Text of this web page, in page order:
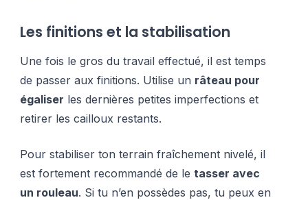
Les finitions et la stabilisation
Une fois le gros du travail effectué, il est temps
de passer aux finitions. Utilise un râteau pour
égaliser les dernières petites imperfections et
retirer les cailloux restants.
Pour stabiliser ton terrain fraîchement nivelé, il
est fortement recommandé de letasser avec
un rouleau. Si tu n’en possèdes pas, tu peux en